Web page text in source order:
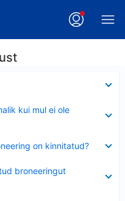
kui mul ei ole
on kinnitatud?
broneeringut